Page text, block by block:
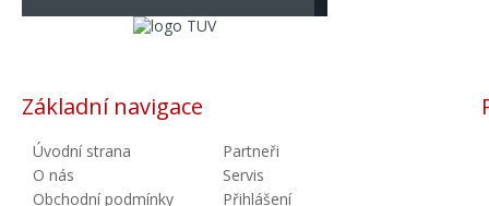
Základní navigace
Úvodní strana
O nás
Obchodní podmínky
Partneři
Servis
Přihlášení